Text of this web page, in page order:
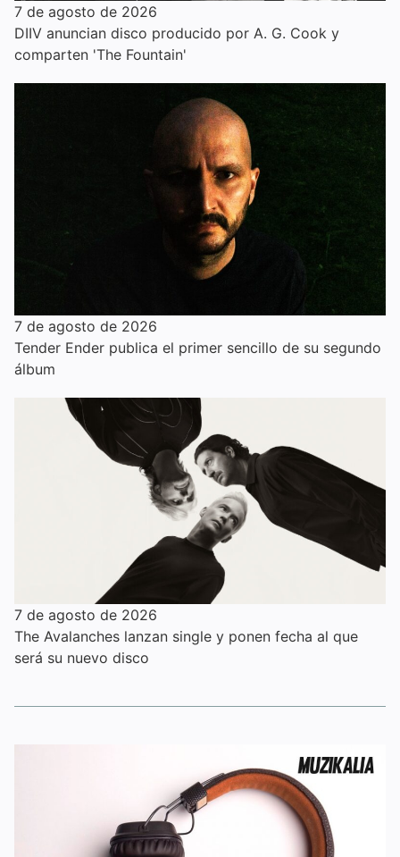
7 de agosto de 2026
DIIV anuncian disco producido por A. G. Cook y
comparten 'The Fountain'
7 de agosto de 2026
Tender Ender publica el primer sencillo de su segundo
álbum
7 de agosto de 2026
The Avalanches lanzan single y ponen fecha al que
será su nuevo disco